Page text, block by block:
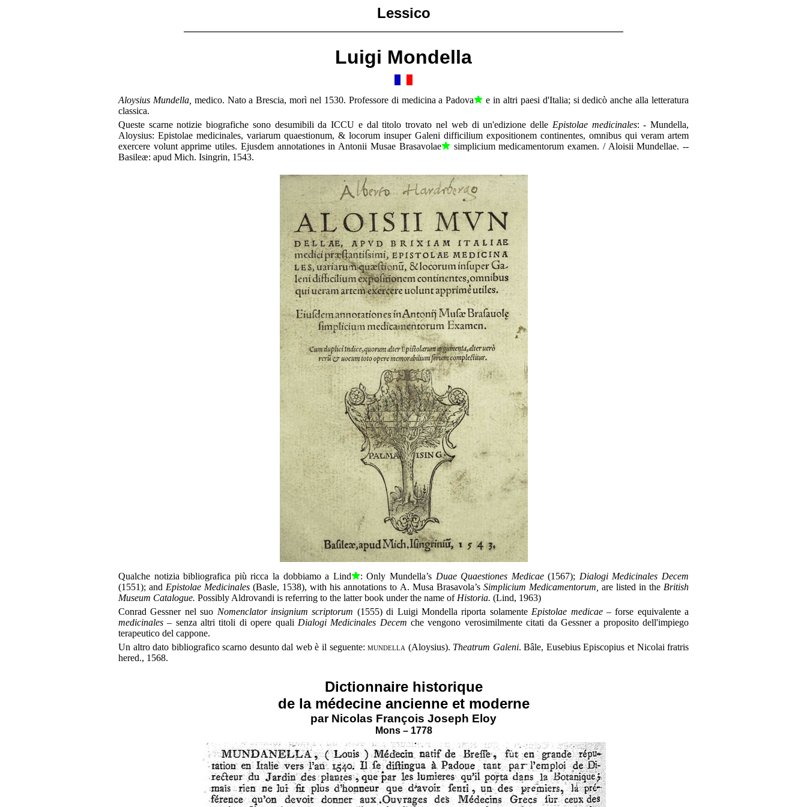
Lessico
Luigi Mondella
Aloysius Mundella, medico. Nato a Brescia, morì nel 1530. Professore di medicina a Padova
e in altri paesi d'Italia; si dedicò anche alla letteratura
classica.
Queste scarne notizie biografiche sono desumibili da ICCU e dal titolo trovato nel web di un'edizione delle Epistolae medicinales: - Mundella,
Aloysius: Epistolae medicinales, variarum quaestionum, & locorum insuper Galeni difficilium expositionem continentes, omnibus qui veram artem
exercere volunt apprime utiles. Ejusdem annotationes in Antonii Musae Brasavolae
simplicium medicamentorum examen. / Aloisii Mundellae. --
Basileæ: apud Mich. Isingrin, 1543.
Qualche notizia bibliografica più ricca la dobbiamo a Lind :Only Mundella’s Duae Quaestiones Medicae(1567); Dialogi Medicinales Decem
(1551); and Epistolae Medicinales(Basle, 1538), with his annotations to A. Musa Brasavola’s Simplicium Medicamentorum, are listed in the British
Museum Catalogue. Possibly Aldrovandi is referring to the latter book under the name of Historia. (Lind, 1963)
Conrad Gessner nel suo Nomenclator insignium scriptorum (1555)di Luigi Mondella riporta solamente Epistolae medicae– forse equivalente a
medicinales– senza altri titoli di opere quali Dialogi Medicinales Decemche vengono verosimilmente citati da Gessner a proposito dell'impiego
terapeutico del cappone.
Un altro dato bibliografico scarno desunto dal web è il seguente:mundella (Aloysius). Theatrum Galeni. Bâle, Eusebius Episcopius et Nicolai fratris
hered., 1568.
Dictionnaire historique
de la médecine ancienne et moderne
par Nicolas François Joseph Eloy
Mons – 1778